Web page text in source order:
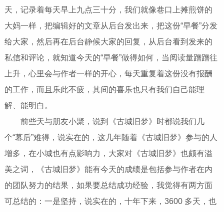
天，记录着每天早上九点三十分，我们就像巷口上摊煎饼的
大妈一样，把编辑好的文章从后台发出来，把这份“早餐”分发
给大家，然后再在后台静候大家的回复，从后台看到发来的
私信和评论，就知道今天的“早餐”做得如何，当阅读量蹭蹭往
上升，心里会与作者一样的开心，每天重复着这份没有报酬
的工作，而且乐此不疲，其间的喜乐也只有我们自己能理
解、能明白。
前些天与朋友小聚，说到《古城旧梦》时都说我们几
个“幕后”难得，说实在的，这几年随着《古城旧梦》参与的人
增多，在小城也有点影响力，大家对《古城旧梦》也颇有溢
美之词，《古城旧梦》能有今天的成绩是包括参与作者在内
的团队努力的结果，如果要总结成功经验，我觉得有两方面
可总结的：一是坚持，说实在的，十年下来，3600 多天，也